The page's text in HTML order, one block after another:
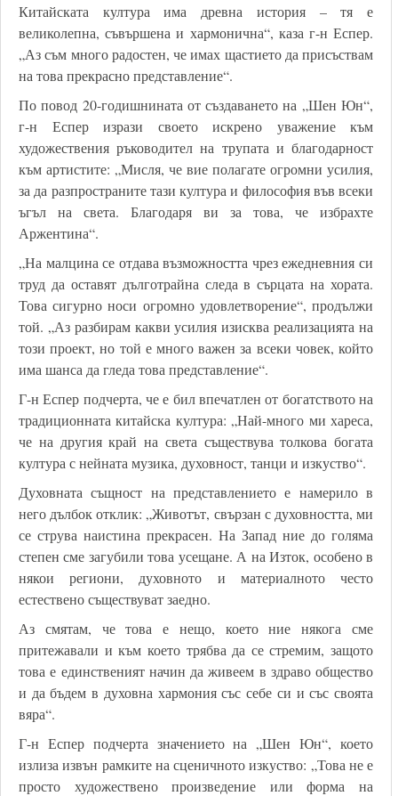
Китайската култура има древна история – тя е
великолепна, съвършена и хармонична“, каза г-н Еспер.
„Аз съм много радостен, че имах щастието да присъствам
на това прекрасно представление“.
По повод 20-годишнината от създаването на „Шен Юн“,
г-н Еспер изрази своето искрено уважение към
художествения ръководител на трупата и благодарност
към артистите: „Мисля, че вие полагате огромни усилия,
за да разпространите тази култура и философия във всеки
ъгъл на света. Благодаря ви за това, че избрахте
Аржентина“.
„На малцина се отдава възможността чрез ежедневния си
труд да оставят дълготрайна следа в сърцата на хората.
Това сигурно носи огромно удовлетворение“, продължи
той. „Аз разбирам какви усилия изисква реализацията на
този проект, но той е много важен за всеки човек, който
има шанса да гледа това представление“.
Г-н Еспер подчерта, че е бил впечатлен от богатството на
традиционната китайска култура: „Най-много ми хареса,
че на другия край на света съществува толкова богата
култура с нейната музика, духовност, танци и изкуство“.
Духовната същност на представлението е намерило в
него дълбок отклик: „Животът, свързан с духовността, ми
се струва наистина прекрасен. На Запад ние до голяма
степен сме загубили това усещане. А на Изток, особено в
някои региони, духовното и материалното често
естествено съществуват заедно.
Аз смятам, че това е нещо, което ние някога сме
притежавали и към което трябва да се стремим, защото
това е единственият начин да живеем в здраво общество
и да бъдем в духовна хармония със себе си и със своята
вяра“.
Г-н Еспер подчерта значението на „Шен Юн“, което
излиза извън рамките на сценичното изкуство: „Това не е
просто художествено произведение или форма на